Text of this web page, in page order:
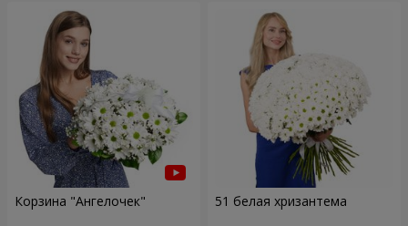
Корзина "Ангелочек" 51 белая хризантема